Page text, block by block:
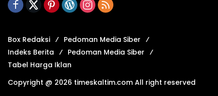
Box Redaksi
Pedoman Media Siber
Indeks Berita
Pedoman Media Siber
Tabel Harga Iklan
Copyright @ 2026 timeskaltim.com All right reserved